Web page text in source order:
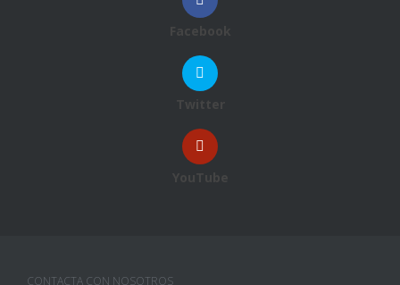
Facebook
Twitter
YouTube
CONTACTA CON NOSOTROS